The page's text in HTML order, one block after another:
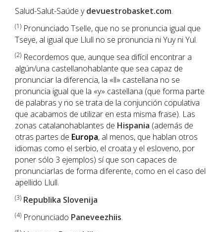
Salud-Salut-Saúde ydevuestrobasket.com.
(1) Pronunciado Tselle, que no se pronuncia igual que
Tseye, al igual que Llull no se pronuncia ni Yuy ni Yul.
(2) Recordemos que, aunque sea difícil encontrar a
algún/una castellanohablante que sea capaz de
pronunciar la diferencia, la «ll» castellana no se
pronuncia igual que la «y» castellana (que forma parte
de palabras y no se trata de la conjunción copulativa
que acabamos de utilizar en esta misma frase). Las
zonas catalanohablantes de Hispania (además de
otras partes de Europa, al menos, que hablan otros
idiomas como el serbio, el croata y el esloveno, por
poner sólo 3 ejemplos) sí que son capaces de
pronunciarlas de forma diferente, como en el caso del
apellido Llull.
(3) Republika Slovenija
(4) Pronunciado Paneveezhiis.